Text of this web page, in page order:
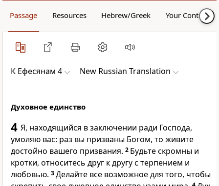
Passage Resources Hebrew/Greek Your Content
К Ефесянам 4 New Russian Translation
Духовное единство
4 Я, находящийся в заключении ради Господа,
умоляю вас: раз вы призваны Богом, то живите
достойно вашего призвания. 2 Будьте скромны и
кротки, относитесь друг к другу с терпением и
любовью. 3Делайте все возможное для того, чтобы